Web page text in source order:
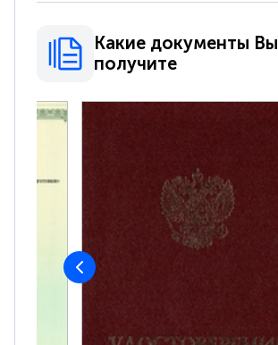
Какие документы Вы
получите